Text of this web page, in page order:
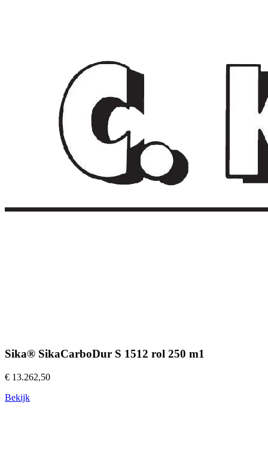
Sika® SikaCarboDur S 1512 rol 250 m1
€ 13.262,50
Bekijk